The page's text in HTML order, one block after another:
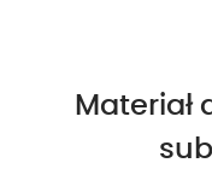
Materiał